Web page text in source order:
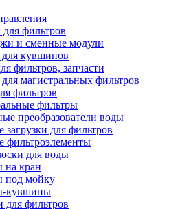
фильтров
и сменные модули
для кувшинов
фильтров, запчасти
магистральных фильтров
фильтров
фильтры
преобразователи воды
для фильтров
фильтроэлементы
для воды
на кран
под мойку
кувшины
для фильтров